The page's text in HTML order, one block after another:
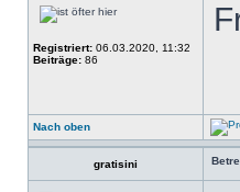
Registriert: 06.03.2020, 11:32
Beiträge: 86
Nach oben
gratisini